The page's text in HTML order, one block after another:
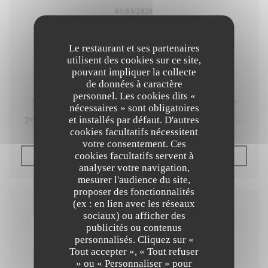
Le restaurant et ses partenaires
utilisent des cookies sur ce site,
pouvant impliquer la collecte
de données à caractère
personnel. Les cookies dits «
nécessaires » sont obligatoires
et installés par défaut. D'autres
cookies facultatifs nécessitent
votre consentement. Ces
cookies facultatifs servent à
analyser votre navigation,
mesurer l'audience du site,
proposer des fonctionnalités
(ex : en lien avec les réseaux
sociaux) ou afficher des
publicités ou contenus
personnalisés. Cliquez sur «
Tout accepter », « Tout refuser
» ou « Personnaliser » pour
03/03/2020
L’un était destiné à être menuisier ; l’autre, peintre : si
Nicolas et Julien Durand ont bien mis la main à la pâte
pour les travaux de leur resto, qu’est-ce qu’ils ont bien fait
de bifurquer vers la cuisine ! On avait croisé le premier au
Servan (11e), puis chez Capitaine (4e), et l’on fondait sur
lui de grandes espérances. Julien, son frère, œuvrait chez
Pierre Gagnaire. Dans l’assiette, leur travail à quatre mains
fait des étincelles. Leurs deux styles s’entrecroisent avec
élégance. Douceur et séduction des gnocchis à la morteau
et de la poularde du Perche, nappée d’une sauce poulette
rondement menée ; audace et rock’n’roll pour une entrée
LIRE L'ARTICLE((OUVRE UNE